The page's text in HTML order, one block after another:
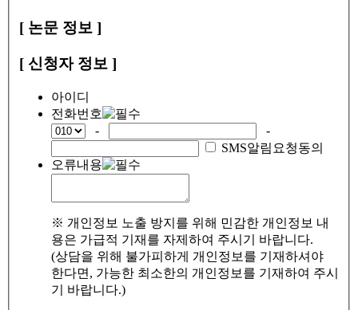
[ 논문 정보 ]
[ 신청자 정보 ]
아이디
전화번호
-
-
SMS알림요청동의
오류내용
※ 개인정보 노출 방지를 위해 민감한 개인정보 내
용은 가급적 기재를 자제하여 주시기 바랍니다.
(상담을 위해 불가피하게 개인정보를 기재하셔야
한다면, 가능한 최소한의 개인정보를 기재하여 주시
기 바랍니다.)